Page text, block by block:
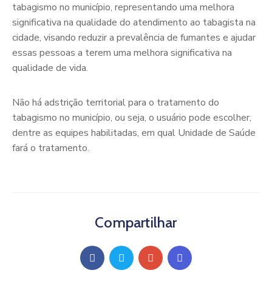
tabagismo no município, representando uma melhora
significativa na qualidade do atendimento ao tabagista na
cidade, visando reduzir a prevalência de fumantes e ajudar
essas pessoas a terem uma melhora significativa na
qualidade de vida.
Não há adstrição territorial para o tratamento do
tabagismo no município, ou seja, o usuário pode escolher,
dentre as equipes habilitadas, em qual Unidade de Saúde
fará o tratamento.
Compartilhar